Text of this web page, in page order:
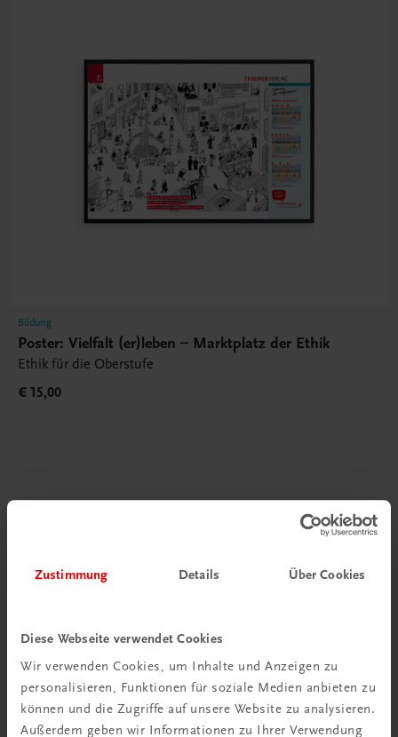
Zustimmung Details Über Cookies
Diese Webseite verwendet Cookies
Wir verwenden Cookies, um Inhalte und Anzeigen zu
personalisieren, Funktionen für soziale Medien anbieten zu
können und die Zugriffe auf unsere Website zu analysieren.
Außerdem geben wir Informationen zu Ihrer Verwendung
Bildung
Poster: Vielfalt (er)leben – Marktplatz der Ethik
Ethik für die Oberstufe
€ 15,00
Ratgeber Schulpraxis